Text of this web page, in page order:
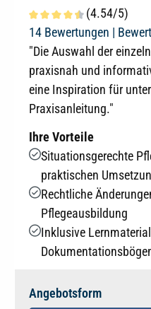
Durchschnittliche Bewertung
(4.54/5)
14 Bewertungen |
"Die Auswahl der
praxisnah und
eine Inspiration für
Praxisanleitung."
Ihre Vorteile
Situationsgerechte
praktischen
Rechtliche
Pflegeausbildung
Inklusive
Angebotsform